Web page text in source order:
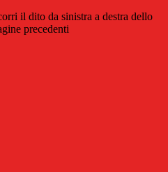
il dito da sinistra a destra dello
precedenti